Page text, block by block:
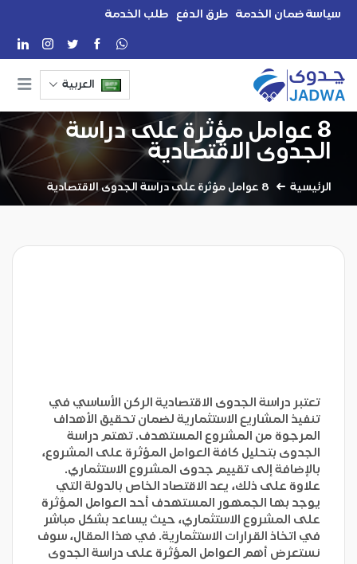
سياسة ضمان الخدمة طرق الدفع طلب الخدمة
العربية
8 عوامل مؤثرة على دراسة
الجدوى الاقتصادية
الرئيسية 8 عوامل مؤثرة على دراسة الجدوى الاقتصادية
تعتبر دراسة الجدوى الاقتصادية الركن الأساسي في
تنفيذ المشاريع الاستثمارية لضمان تحقيق الأهداف
المرجوة من المشروع المستهدف. تهتم دراسة
الجدوى بتحليل كافة العوامل المؤثرة على المشروع،
بالإضافة إلى تقييم جدوى المشروع الاستثماري.
علاوة على ذلك، يعد الاقتصاد الخاص بالدولة التي
يوجد بها الجمهور المستهدف أحد العوامل المؤثرة
على المشروع الاستثماري، حيث يساعد بشكل مباشر
في اتخاذ القرارات الاستثمارية. في هذا المقال، سوف
نستعرض أهم العوامل المؤثرة على دراسة الجدوى